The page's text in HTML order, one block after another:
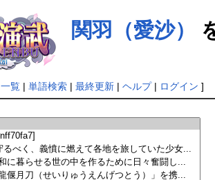
関羽（愛沙）
一覧| 単語検索| 最終更新| ヘルプ| ログイン ]